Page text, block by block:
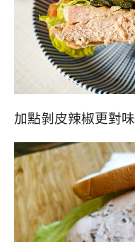
加點剝皮辣椒更對味